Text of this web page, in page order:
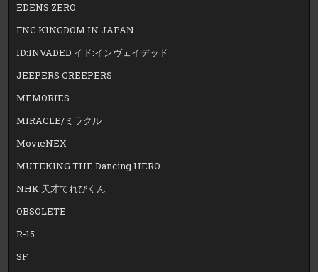
EDENS ZERO
FNC KINGDOM IN JAPAN
ID:INVADED イド:インヴェイデッド
JEEPERS CREEPERS
MEMORIES
MIRACLE/ミラクル
MovieNEX
MUTEKING THE Dancing HERO
NHK 天才てれびくん
OBSOLETE
R-15
SF